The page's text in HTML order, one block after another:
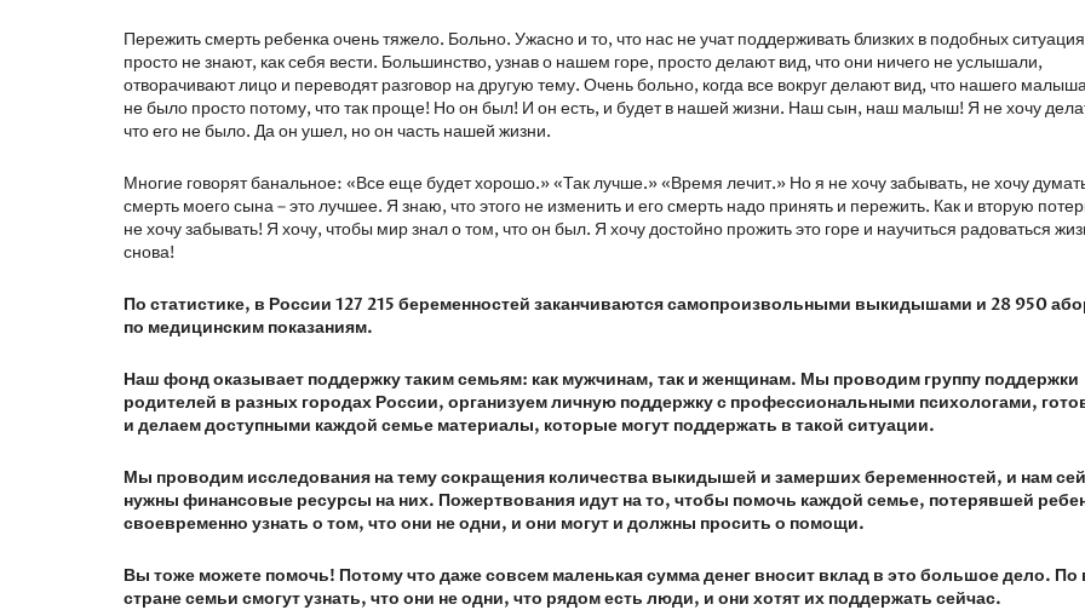
Пережить смерть ребенка очень тяжело. Больно. Ужасно и то, что нас не учат поддерживать близких в подобных
просто не знают, как себя вести. Большинство, узнав о нашем горе, просто делают вид, что они ничего не услышали,
отворачивают лицо и переводят разговор на другую тему. Очень больно, когда все вокруг делают вид, что нашего
не было просто потому, что так проще! Но он был! И он есть, и будет в нашей жизни. Наш сын, наш малыш! Я не хочу
что его не было. Да он ушел, но он часть нашей жизни.
Многие говорят банальное: «Все еще будет хорошо.» «Так лучше.» «Время лечит.» Но я не хочу забывать, не хочу
смерть моего сына – это лучшее. Я знаю, что этого не изменить и его смерть надо принять и пережить. Как и вторую
не хочу забывать! Я хочу, чтобы мир знал о том, что он был. Я хочу достойно прожить это горе и научиться радоваться
снова!
По статистике, в России 127 215 беременностей заканчиваются самопроизвольными выкидышами и 28 950
по медицинским показаниям.
Наш фонд оказывает поддержку таким семьям: как мужчинам, так и женщинам. Мы проводим группу поддержки
родителей в разных городах России, организуем личную поддержку с профессиональными психологами,
и делаем доступными каждой семье материалы, которые могут поддержать в такой ситуации.
Мы проводим исследования на тему сокращения количества выкидышей и замерших беременностей, и нам
нужны финансовые ресурсы на них. Пожертвования идут на то, чтобы помочь каждой семье, потерявшей
своевременно узнать о том, что они не одни, и они могут и должны просить о помощи.
Вы тоже можете помочь! Потому что даже совсем маленькая сумма денег вносит вклад в это большое дело. По
стране семьи смогут узнать, что они не одни, что рядом есть люди, и они хотят их поддержать сейчас.